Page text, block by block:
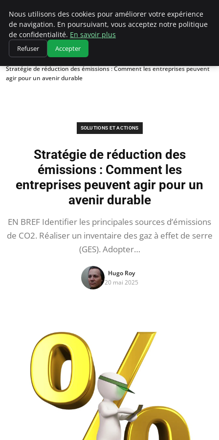
Climatedebtagents
Accueil
Solutions et Actions
Stratégie de réduction des émissions : Comment les entreprises peuvent
agir pour un avenir durable
SOLUTIONS ET ACTIONS
Stratégie de réduction des
émissions : Comment les
entreprises peuvent agir pour un
avenir durable
EN BREF Identifier les principales sources d’émissions
de CO2. Réaliser un inventaire des gaz à effet de serre
(GES). Adopter…
Hugo Roy
20 mai 2025
Nous utilisons des cookies pour améliorer votre expérience
de navigation. En poursuivant, vous acceptez notre politique
de confidentialité. En savoir plus
Refuser Accepter